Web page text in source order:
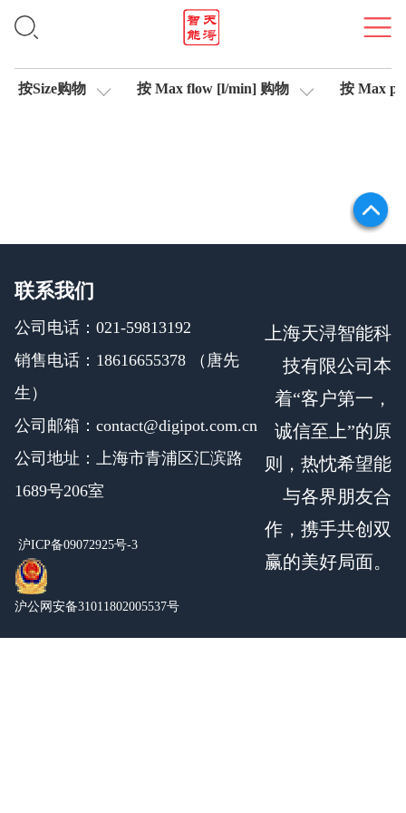
信号测试仪
按Size购物 按 Max flow [l/min] 购物 按 Max
联系我们
公司电话：021-59813192
销售电话：18616655378 （唐先
生）
公司邮箱：contact@digipot.com.cn
公司地址：上海市青浦区汇滨路
1689号206室
沪ICP备09072925号-3
沪公网安备31011802005537号
上海天浔智能科
技有限公司本
着“客户第一，
诚信至上”的原
则，热忱希望能
与各界朋友合
作，携手共创双
赢的美好局面。